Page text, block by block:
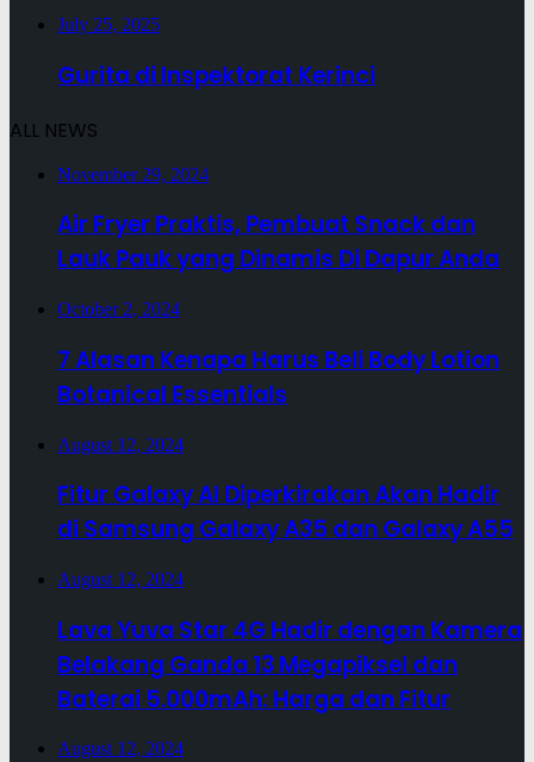
July 25, 2025
Gurita di Inspektorat Kerinci
ALL NEWS
November 29, 2024
Air Fryer Praktis, Pembuat Snack dan
Lauk Pauk yang Dinamis Di Dapur Anda
October 2, 2024
7 Alasan Kenapa Harus Beli Body Lotion
Botanical Essentials
August 12, 2024
Fitur Galaxy AI Diperkirakan Akan Hadir
di Samsung Galaxy A35 dan Galaxy A55
August 12, 2024
Lava Yuva Star 4G Hadir dengan Kamera
Belakang Ganda 13 Megapiksel dan
Baterai 5.000mAh: Harga dan Fitur
August 12, 2024